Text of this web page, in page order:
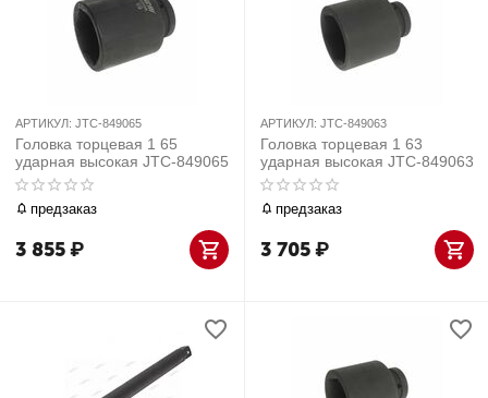
АРТИКУЛ: JTC-849065
Головка торцевая 1 65
ударная высокая JTC-849065
предзаказ
3 855₽
АРТИКУЛ: JTC-849063
Головка торцевая 1 63
ударная высокая JTC-849063
предзаказ
3 705₽